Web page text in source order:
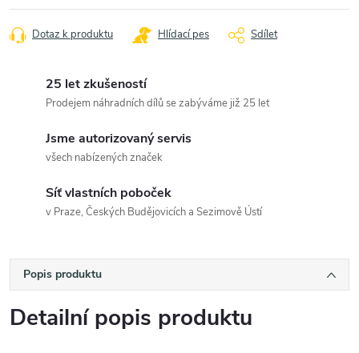
Dotaz k produktu Hlídací pes Sdílet
25 let zkušeností
Prodejem náhradních dílů se zabýváme již 25 let
Jsme autorizovaný servis
všech nabízených značek
Síť vlastních poboček
v Praze, Českých Budějovicích a Sezimově Ústí
Popis produktu
Detailní popis produktu